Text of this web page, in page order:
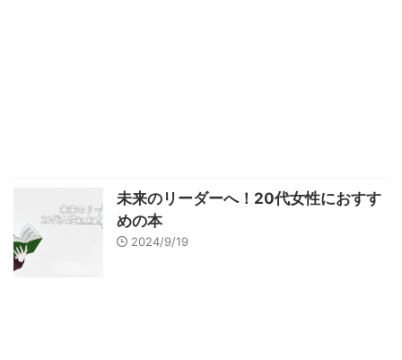
未来のリーダーへ！20代女性におすす
めの本
2024/9/19